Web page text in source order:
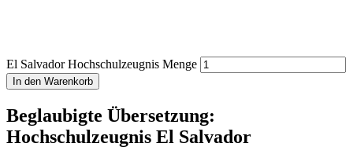
El Salvador Hochschulzeugnis Menge
In den Warenkorb
Beglaubigte Übersetzung:
Hochschulzeugnis El Salvador